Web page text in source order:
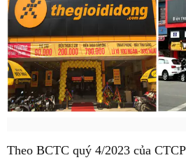
Theo BCTC quý 4/2023 của